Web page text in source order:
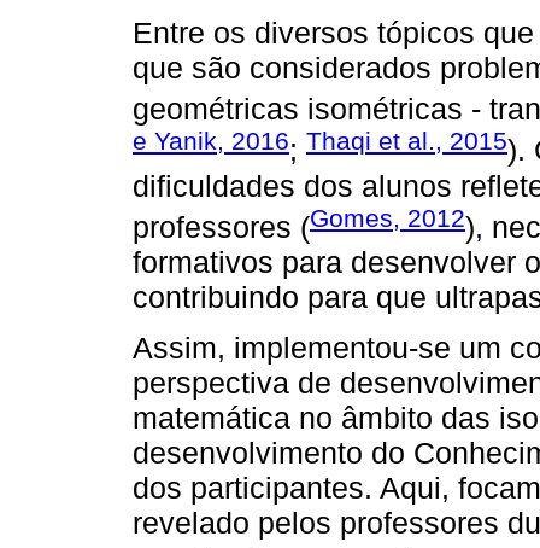
Entre os diversos tópicos
que são considerados
geométricas isométricas -
e Yanik, 2016; Thaqi et al., 2015).
dificuldades dos alunos
professores (Gomes, 2012),
formativos para desenvolver
contribuindo para que
Assim, implementou-se um
perspectiva de
matemática no âmbito das
desenvolvimento do
dos participantes. Aqui,
revelado pelos professores